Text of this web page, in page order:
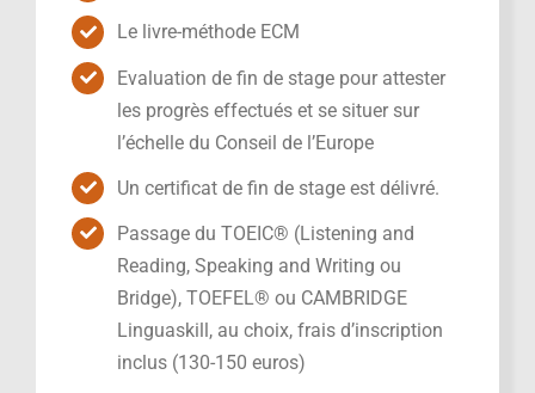
Le livre-méthode ECM
Evaluation de fin de stage pour attester
les progrès effectués et se situer sur
l’échelle du Conseil de l’Europe
Un certificat de fin de stage est délivré.
Passage du TOEIC® (Listening and
Reading, Speaking and Writing ou
Bridge), TOEFEL® ou CAMBRIDGE
Linguaskill, au choix, frais d’inscription
inclus (130-150 euros)